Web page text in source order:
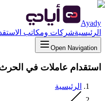
Ayady
الرئيسيةشركات ومكاتب
Open Navigation
استقدام عاملات في
الرئيسية